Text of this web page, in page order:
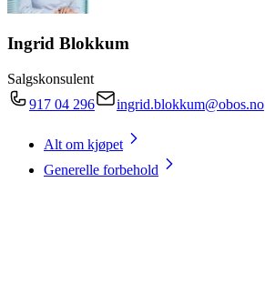
Ingrid Blokkum
Salgskonsulent
917 04 296
ingrid.blokkum@obos.no
Alt om kjøpet
Generelle forbehold